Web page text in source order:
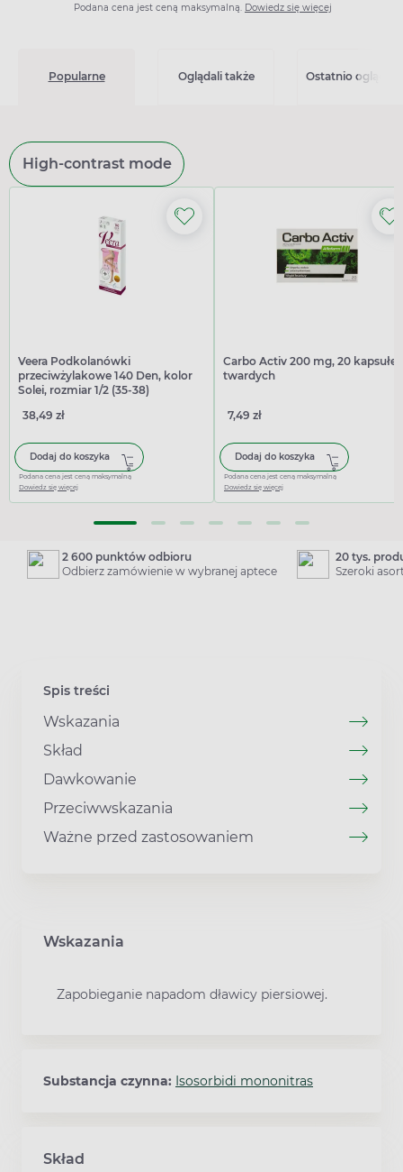
Podana cena jest ceną maksymalną. Dowiedz się więcej
Popularne Oglądali także Ostatnio
High-contrast mode
Veera Podkolanówki
przeciwżylakowe 140 Den, kolor
Solei, rozmiar 1/2 (35-38)
38,49 zł
Dodaj do koszyka
Podana cena jest ceną maksymalną
Dowiedz się więcej
Carbo Activ 200 mg, 20 kapsułek
twardych
7,49 zł
Dodaj do koszyka
Podana cena jest ceną maksymalną
Dowiedz się więcej
2 600 punktów odbioru
Odbierz zamówienie w wybranej aptece
20 tys.
Szeroki
Spis treści
Wskazania
Skład
Dawkowanie
Przeciwwskazania
Ważne przed zastosowaniem
Wskazania
Zapobieganie napadom dławicy piersiowej.
Substancja czynna: Isosorbidi mononitras
Skład